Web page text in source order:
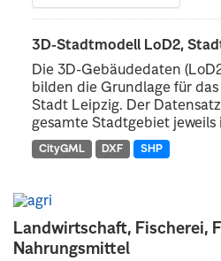
Landwirtschaft, Fischerei,
Nahrungsmittel
3D-Stadtmodell LoD2,
Die 3D-Gebäudedaten
bilden die Grundlage für
Stadt Leipzig. Der
gesamte Stadtgebiet jeweils
CityGML DXF SHP